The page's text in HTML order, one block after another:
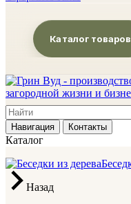
Каталог товаров
Навигация Контакты
Каталог
Назад